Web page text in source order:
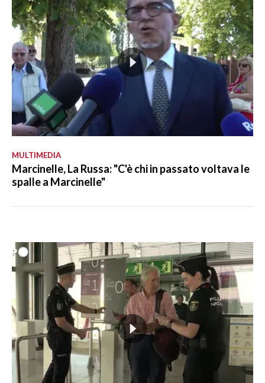
MULTIMEDIA
Marcinelle, La Russa: "C'è chi in passato voltava le
spalle a Marcinelle"